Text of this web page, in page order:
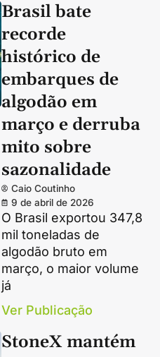
Brasil bate
recorde
histórico de
embarques de
algodão em
março e derruba
mito sobre
sazonalidade
Caio Coutinho
9 de abril de 2026
O Brasil exportou 347,8
mil toneladas de
algodão bruto em
março, o maior volume
já
Ver Publicação
StoneX mantém